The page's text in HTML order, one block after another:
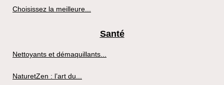
Choisissez la meilleure...
Santé
Nettoyants et démaquillants...
NaturetZen : l’art du...